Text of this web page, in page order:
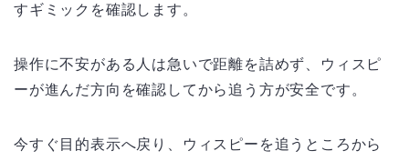
すギミックを確認します。
操作に不安がある人は急いで距離を詰めず、ウィスピ
ーが進んだ方向を確認してから追う方が安全です。
今すぐ目的表示へ戻り、ウィスピーを追うところから